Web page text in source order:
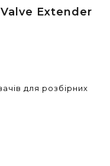
Extender
для розбірних